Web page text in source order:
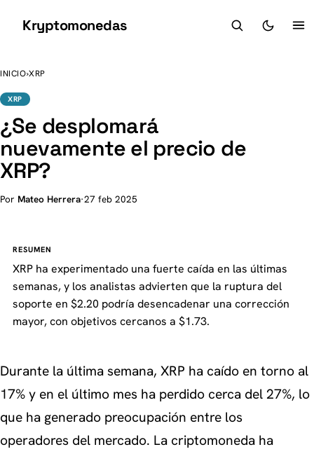
Kryptomonedas
INICIO›XRP
XRP
¿Se desplomará
nuevamente el precio de
XRP?
Por Mateo Herrera·27 feb 2025
RESUMEN
XRP ha experimentado una fuerte caída en las últimas
semanas, y los analistas advierten que la ruptura del
soporte en $2.20 podría desencadenar una corrección
mayor, con objetivos cercanos a $1.73.
Durante la última semana, XRP ha caído en torno al
17% y en el último mes ha perdido cerca del 27%, lo
que ha generado preocupación entre los
operadores del mercado. La criptomoneda ha